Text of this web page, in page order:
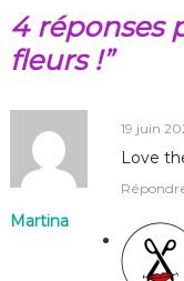
v
i
g
a
t
4 réponses
fleurs !”
Martina
19 juin
Love